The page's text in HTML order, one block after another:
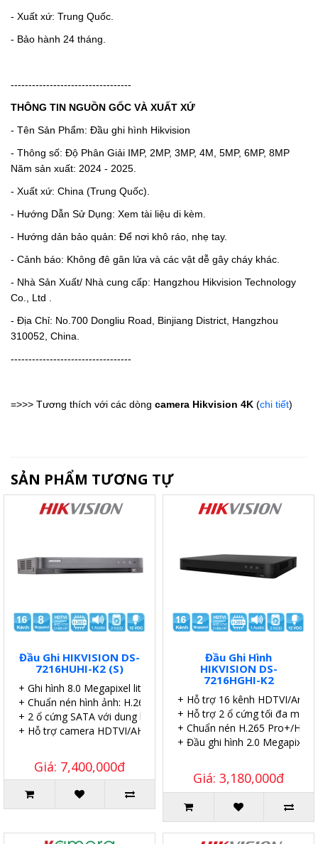
- Xuất xứ: Trung Quốc.
- Bảo hành 24 tháng.
----------------------------------
THÔNG TIN NGUỒN GỐC VÀ XUẤT XỨ
- Tên Sản Phẩm: Đầu ghi hình Hikvision
- Thông số: Độ Phân Giải IMP, 2MP, 3MP, 4M, 5MP, 6MP, 8MP
Năm sản xuất: 2024 - 2025.
- Xuất xứ: China (Trung Quốc).
- Hướng Dẫn Sử Dụng: Xem tài liệu di kèm.
- Hướng dản bảo quản: Để nơi khô ráo, nhẹ tay.
- Cảnh báo: Không đê gân lửa và các vật dễ gây cháy khác.
- Nhà Sản Xuất/ Nhà cung cấp: Hangzhou Hikvision Technology
Co., Ltd .
- Địa Chỉ: No.700 Dongliu Road, Binjiang District, Hangzhou
310052, China.
----------------------------------
=>>> Tương thích với các dòng camera Hikvision 4K (chi tiết)
SẢN PHẨM TƯƠNG TỰ
Đầu Ghi HIKVISION DS-
7216HUHI-K2 (S)
+ Ghi hình 8.0 Megapixel lite 8 kênh.
+ Chuẩn nén hình ảnh: H.265 Pro+/H.265 Pro.
+ 2 ổ cứng SATA với dung lượng 10TB.
+ Hỗ trợ camera HDTVI/AHD/CVI/CVBS/IP.
Giá: 7,400,000đ
Đầu Ghi Hình
HIKVISION DS-
7216HGHI-K2
+ Hỗ trợ 16 kênh HDTVI/
+ Hỗ trợ 2 ổ cứng tối đa mỗi ổ
+ Chuẩn nén H.265 Pro+/
+ Đầu ghi hình 2.0 Megapixel.
Giá: 3,180,000đ